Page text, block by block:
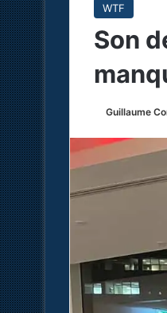
WTF
Son
Guillaume